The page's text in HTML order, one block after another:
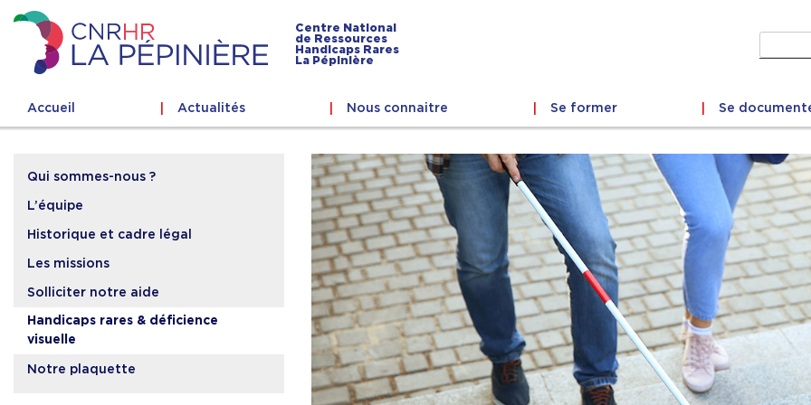
to
content
Centre
national
ressources
handicaps
Centre National
de Ressources
Handicaps Rares
La Pépinière
Accueil Actualités Nous connaitre Se former Se
Qui sommes-nous ?
L’équipe
Historique et cadre légal
Les missions
Solliciter notre aide
Handicaps rares & déficience
visuelle
Notre plaquette